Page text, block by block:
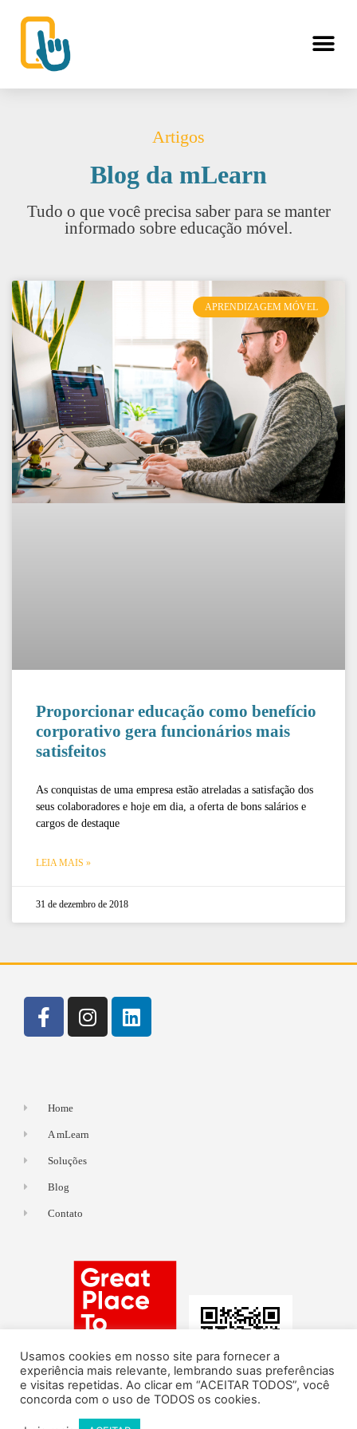
Artigos
Blog da mLearn
Tudo o que você precisa saber para se manter
informado sobre educação móvel.
APRENDIZAGEM MÓVEL
Proporcionar educação como benefício
corporativo gera funcionários mais
satisfeitos
As conquistas de uma empresa estão atreladas a satisfação dos
seus colaboradores e hoje em dia, a oferta de bons salários e
cargos de destaque
LEIA MAIS »
31 de dezembro de 2018
Home
A mLearn
Soluções
Blog
Contato
Usamos cookies em nosso site para fornecer a
experiência mais relevante, lembrando suas preferências
e visitas repetidas. Ao clicar em “ACEITAR TODOS”, você
concorda com o uso de TODOS os cookies.